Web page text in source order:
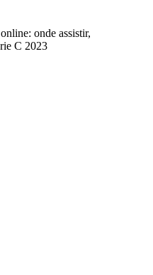
onde assistir,
C 2023